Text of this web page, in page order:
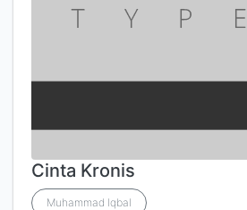
Cinta Kronis
Muhammad Iqbal